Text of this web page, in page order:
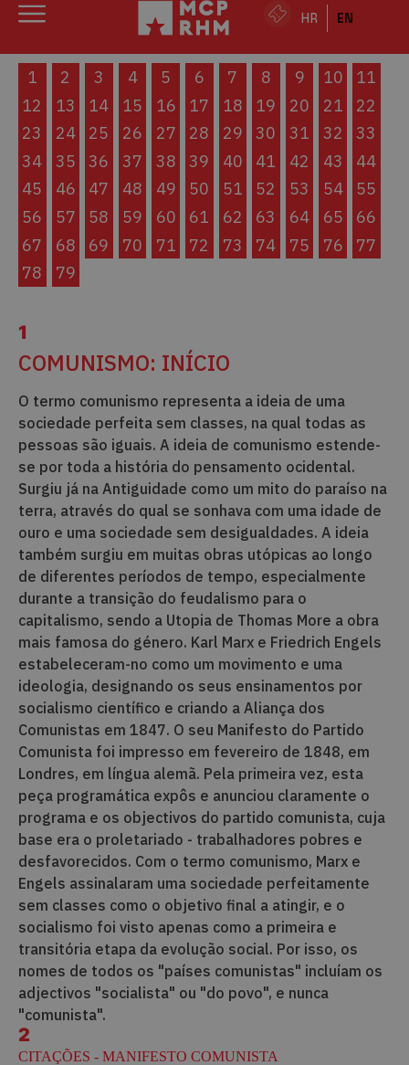
HR EN
1 2 3 4 5 6 7 8 9 10
11
12
13 14 15 16 17 18 19 20 21
22
23
24 25 26 27 28 29 30 31 32
33
34
35 36 37 38 39 40 41 42 43
44
45
46 47 48 49 50 51 52 53 54
55
56
57 58 59 60 61 62 63 64 65
66
67
68 69 70 71 72 73 74 75 76
77
78
79
1
COMUNISMO: INÍCIO
O termo comunismo representa a ideia de uma
sociedade perfeita sem classes, na qual todas as
pessoas são iguais. A ideia de comunismo estende-
se por toda a história do pensamento ocidental.
Surgiu já na Antiguidade como um mito do paraíso na
terra, através do qual se sonhava com uma idade de
ouro e uma sociedade sem desigualdades. A ideia
também surgiu em muitas obras utópicas ao longo
de diferentes períodos de tempo, especialmente
durante a transição do feudalismo para o
capitalismo, sendo a Utopia de Thomas More a obra
mais famosa do género. Karl Marx e Friedrich Engels
estabeleceram-no como um movimento e uma
ideologia, designando os seus ensinamentos por
socialismo científico e criando a Aliança dos
Comunistas em 1847. O seu Manifesto do Partido
Comunista foi impresso em fevereiro de 1848, em
Londres, em língua alemã. Pela primeira vez, esta
peça programática expôs e anunciou claramente o
programa e os objectivos do partido comunista, cuja
base era o proletariado - trabalhadores pobres e
desfavorecidos. Com o termo comunismo, Marx e
Engels assinalaram uma sociedade perfeitamente
sem classes como o objetivo final a atingir, e o
socialismo foi visto apenas como a primeira e
transitória etapa da evolução social. Por isso, os
nomes de todos os "países comunistas" incluíam os
adjectivos "socialista" ou "do povo", e nunca
"comunista".
2
CITAÇÕES - MANIFESTO COMUNISTA